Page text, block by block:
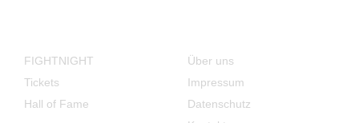
FIGHTNIGHT
Tickets
Hall of Fame
Über uns
Impressum
Datenschutz